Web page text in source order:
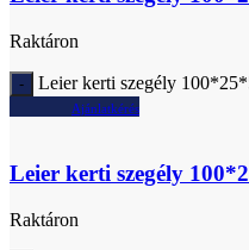
Raktáron
Leier kerti szegély
Ajánlatkérés
Leier kerti szegély
Raktáron